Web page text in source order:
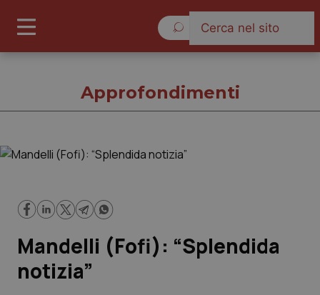
Cronache
Governo e Parlamento
Regioni e Asl
Approfondimenti
Mandelli (Fofi): “Splendida
notizia”